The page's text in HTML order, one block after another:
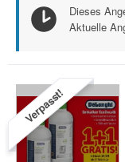
Dieses
Aktuelle
Verpasst!